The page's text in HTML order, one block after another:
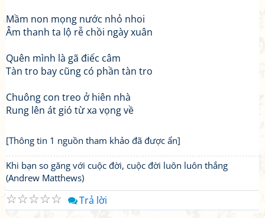
Mầm non mọng nước nhỏ nhoi
Âm thanh ta lộ rễ chồi ngày xuân
Quên mình là gã điếc câm
Tàn tro bay cũng có phần tàn tro
Chuông con treo ở hiên nhà
Rung lên át gió từ xa vọng về
[Thông tin 1 nguồn tham khảo đã được ẩn]
Khi bạn so găng với cuộc đời, cuộc đời luôn luôn thắng
(Andrew Matthews)
☆
☆
☆
☆
☆ Trả lời